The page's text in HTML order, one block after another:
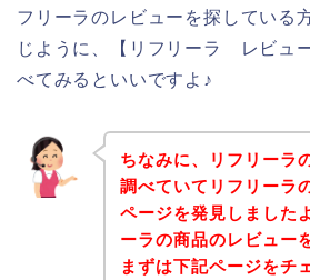
フリーラのレビューを探している
じように、【リフリーラ レビュ
べてみるといいですよ♪
ちなみに、リフリーラ
調べていてリフリーラ
ページを発見しました
ーラの商品のレビュー
まずは下記ページをチ